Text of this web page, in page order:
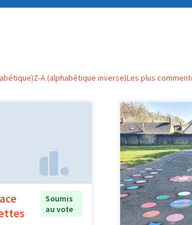
Z-A (alphabétique inverse)Les plus
Soumis
au vote